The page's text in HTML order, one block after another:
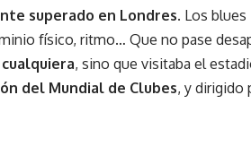
superado en Londres. Los
físico, ritmo… Que no pase
, sino que visitaba el
del Mundial de Clubes, y dirigido